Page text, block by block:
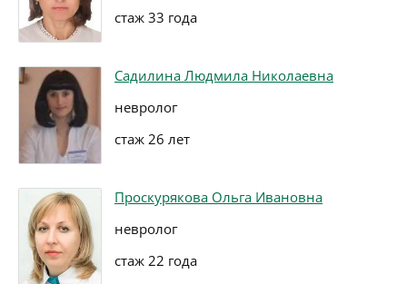
стаж 33 года
Садилина Людмила Николаевна
невролог
стаж 26 лет
Проскурякова Ольга Ивановна
невролог
стаж 22 года